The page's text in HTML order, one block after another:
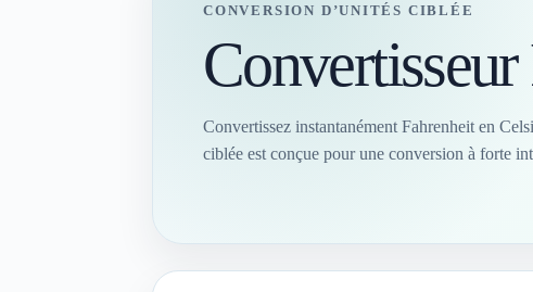
CONVERSION D’UNITÉS CIBLÉE
Convertissez instantanément Fahrenheit en
ciblée est conçue pour une conversion à forte